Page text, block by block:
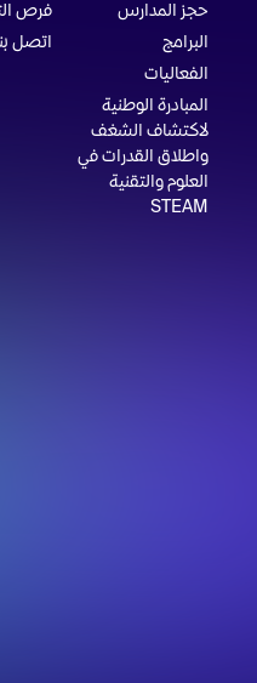
حجز المدارس
البرامج
الفعاليات
المبادرة الوطنية
لاكتشاف الشغف
واطلاق القدرات في
العلوم والتقنية
STEAM
فرص
اتصل